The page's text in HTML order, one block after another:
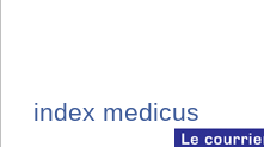
index medicus